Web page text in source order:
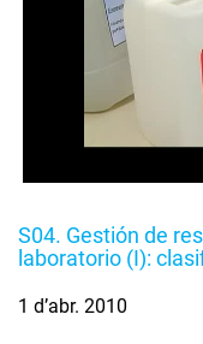
S04. Gestión de
laboratorio (I):
1 d’abr. 2010